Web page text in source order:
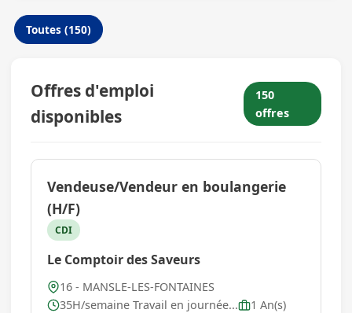
Toutes (150)
Offres d'emploi
disponibles
150
offres
Vendeuse/Vendeur en boulangerie
(H/F)
CDI
Le Comptoir des Saveurs
16 - MANSLE-LES-FONTAINES
35H/semaine Travail en journée...
1 An(s)